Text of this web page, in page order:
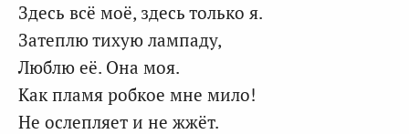
Здесь всё моё, здесь только я.
Затеплю тихую лампаду,
Люблю её. Она моя.
Как пламя робкое мне мило!
Не ослепляет и не жжёт.